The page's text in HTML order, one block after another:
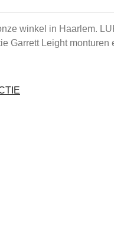
winkel in Haarlem.
Garrett Leight monturen